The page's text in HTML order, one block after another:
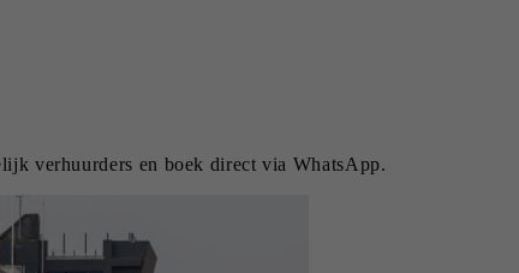
verhuurders en boek direct via WhatsApp.